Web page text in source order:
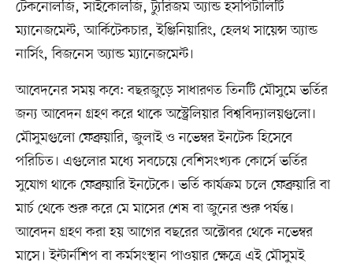
টেকনোলজি, সাইকোলজি, ট্যুরিজম অ্যান্ড হসপিটালিটি
ম্যানেজমেন্ট, আর্কিটেকচার, ইঞ্জিনিয়ারিং, হেলথ সায়েন্স অ্যান্ড
নার্সিং, বিজনেস অ্যান্ড ম্যানেজমেন্ট।
আবেদনের সময় কবে: বছরজুড়ে সাধারণত তিনটি মৌসুমে ভর্তির
জন্য আবেদন গ্রহণ করে থাকে অস্ট্রেলিয়ার বিশ্ববিদ্যালয়গুলো।
মৌসুমগুলো ফেব্রুয়ারি, জুলাই ও নভেম্বর ইনটেক হিসেবে
পরিচিত। এগুলোর মধ্যে সবচেয়ে বেশিসংখ্যক কোর্সে ভর্তির
সুযোগ থাকে ফেব্রুয়ারি ইনটেকে। ভর্তি কার্যক্রম চলে ফেব্রুয়ারি বা
মার্চ থেকে শুরু করে মে মাসের শেষ বা জুনের শুরু পর্যন্ত।
আবেদন গ্রহণ করা হয় আগের বছরের অক্টোবর থেকে নভেম্বর
মাসে। ইন্টার্নশিপ বা কর্মসংস্থান পাওয়ার ক্ষেত্রে এই মৌসুমই